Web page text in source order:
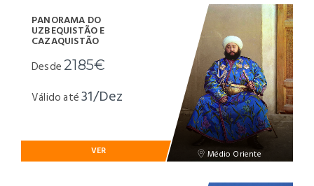
Médio Oriente
PANORAMA DO
UZBEQUISTÃO E
CAZAQUISTÃO
Desde 2185€
Válido até31/Dez
VER